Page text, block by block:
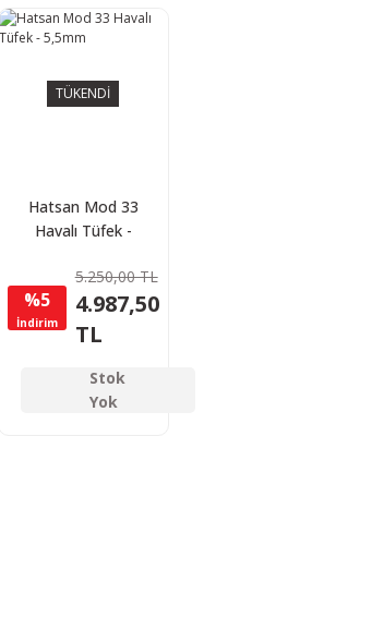
TÜKENDİ
Hatsan Mod 33
Havalı Tüfek -
%5
İndirim
5.250,00 TL
4.987,50
TL
Stok
Yok